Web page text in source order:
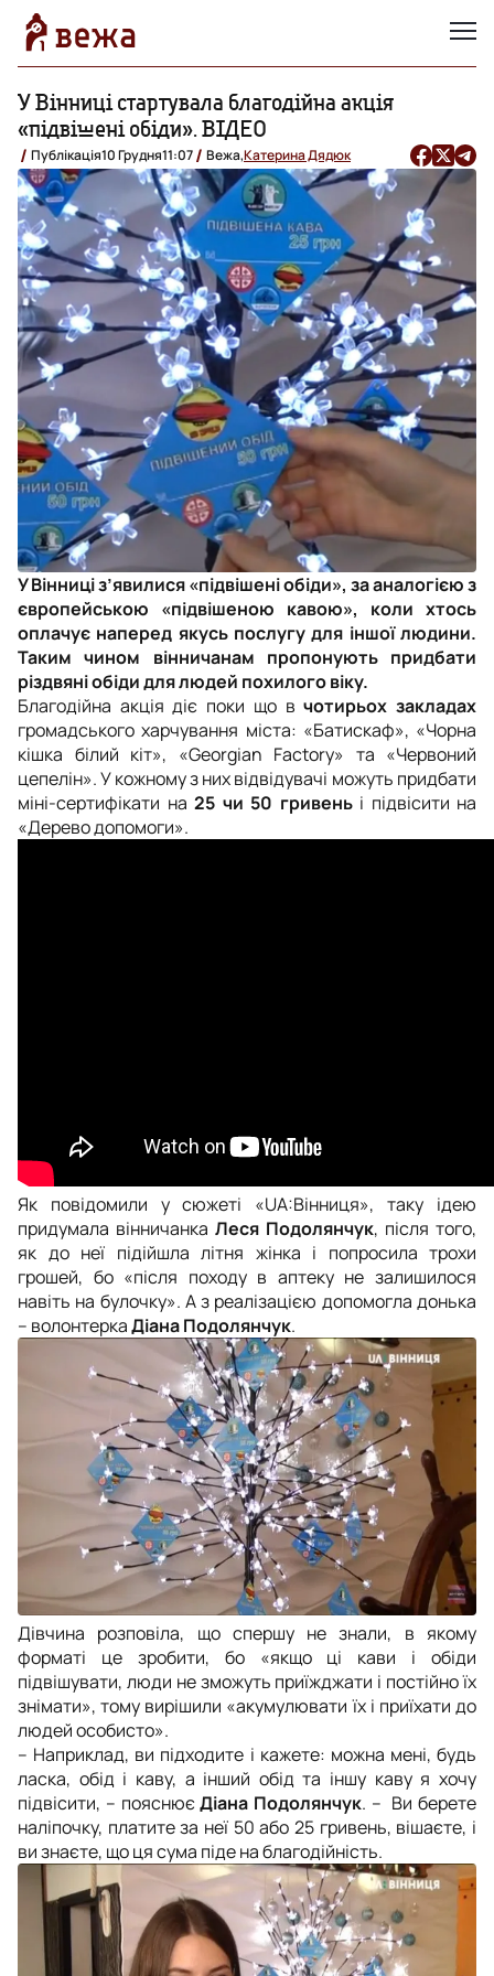
У Вінниці стартувала благодійна акція
«підвішені обіди». ВІДЕО
Публікація10 Грудня11:07 Вежа,Катерина Дядюк
У Вінниці з’явилися «підвішені обіди», за аналогією з
європейською «підвішеною кавою», коли хтось
оплачує наперед якусь послугу для іншої людини.
Таким чином вінничанам пропонують придбати
різдвяні обіди для людей похилого віку.
Благодійна акція діє поки що в чотирьох закладах
громадського харчування міста: «Батискаф», «Чорна
кішка білий кіт», «Georgian Factory» та «Червоний
цепелін». У кожному з них відвідувачі можуть придбати
міні-сертифікати на 25 чи 50 гривеньі підвісити на
«Дерево допомоги».
Як повідомили у сюжеті «UA:Вінниця», таку ідею
придумала вінничанка Леся Подолянчук, після того,
як до неї підійшла літня жінка і попросила трохи
грошей, бо «після походу в аптеку не залишилося
навіть на булочку». А з реалізацією допомогла донька
– волонтеркаДіана Подолянчук.
Дівчина розповіла, що спершу не знали, в якому
форматі це зробити, бо «якщо ці кави і обіди
підвішувати, люди не зможуть приїжджати і постійно їх
знімати», тому вирішили «акумулювати їх і приїхати до
людей особисто».
– Наприклад, ви підходите і кажете: можна мені, будь
ласка, обід і каву, а інший обід та іншу каву я хочу
підвісити, – пояснюєДіана Подолянчук. – Ви берете
наліпочку, платите за неї 50 або 25 гривень, вішаєте, і
ви знаєте, що ця сума піде на благодійність.